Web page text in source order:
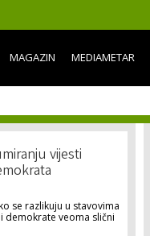
content
MAGAZIN MEDIAMETAR
vijesti
se razlikuju u stavovima
demokrate veoma slični